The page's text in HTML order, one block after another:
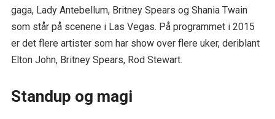
gaga, Lady Antebellum, Britney Spears og Shania Twain
som står på scenene i Las Vegas. På programmet i 2015
er det flere artister som har show over flere uker, deriblant
Elton John, Britney Spears, Rod Stewart.
Standup og magi